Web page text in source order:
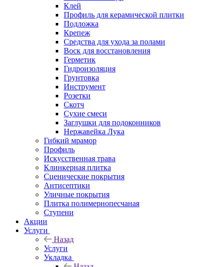
Клей
Профиль для керамической плитки
Подложка
Крепеж
Средства для ухода за полами
Воск для восстановления
Герметик
Гидроизоляция
Грунтовка
Инструмент
Розетки
Скотч
Сухие смеси
Заглушки для подоконников
Нержавейка Лука
Гибкий мрамор
Профиль
Искусственная трава
Клинкерная плитка
Сценические покрытия
Антисептики
Уличные покрытия
Плитка полимернопесчаная
Ступени
Акции
Услуги
Назад
Услуги
Укладка